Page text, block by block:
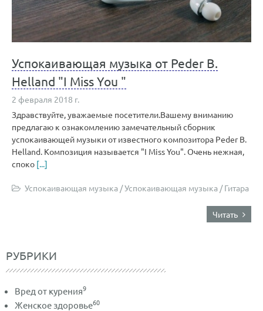
РУБРИКИ
Вред от курения9
Женское здоровье60
Успокаивающая музыка от Peder B.
Helland "I Miss You "
2 февраля 2018 г.
Здравствуйте, уважаемые посетители.Вашему вниманию
предлагаю к ознакомлению замечательный сборник
успокаивающей музыки от известного композитора Peder B.
Helland. Композиция называется "I Miss You". Очень нежная,
споко [...]
Успокаивающая музыка /Успокаивающая музыка /Гитара
Читать